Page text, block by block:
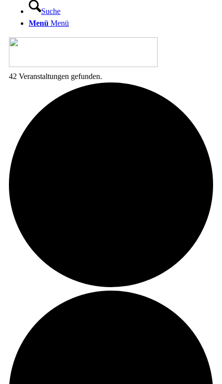
Suche
Menü Menü
42 Veranstaltungen gefunden.